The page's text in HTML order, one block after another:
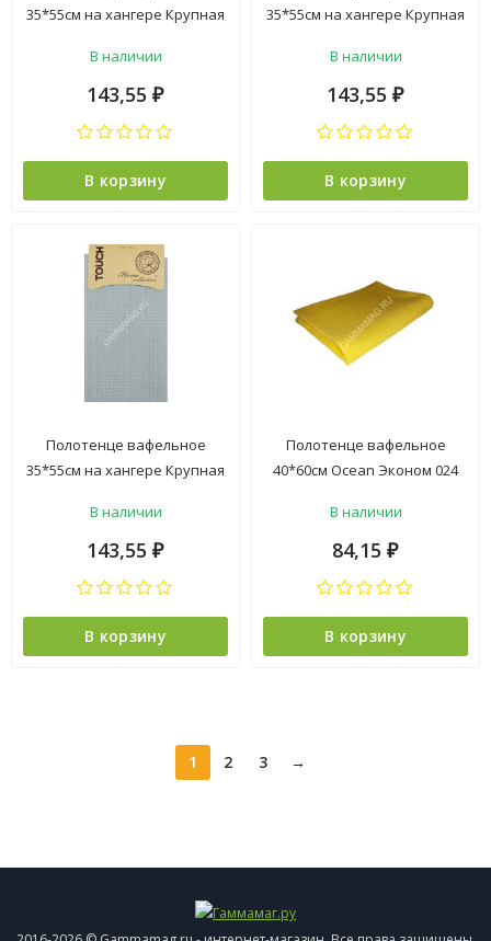
35*55см на хангере Крупная
Touch *6
В наличии
143,55 ₽
В корзину
35*55см на хангере Крупная
*6
В наличии
143,55 ₽
В корзину
Полотенце вафельное
35*55см на хангере Крупная
*6
В наличии
143,55 ₽
В корзину
Полотенце вафельное
40*60см Ocean Эконом 024
В наличии
84,15 ₽
В корзину
1 2 3 →